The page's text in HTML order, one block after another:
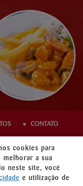
cookies para
melhorar a sua
neste site, você
e utilização de
CONTATO
PRIVACIDADE